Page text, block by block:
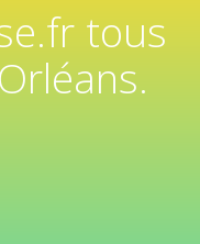
tous